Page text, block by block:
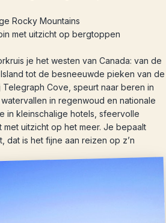
Rocky Mountains
met uitzicht op bergtoppen
je het westen van Canada: van de
tot de besneeuwde pieken van de
Telegraph Cove, speurt naar beren in
in regenwoud en nationale
in kleinschalige hotels, sfeervolle
uitzicht op het meer. Je bepaalt
is het fijne aan reizen op z’n